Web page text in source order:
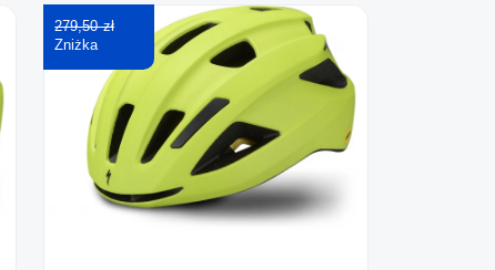
279,50 zł